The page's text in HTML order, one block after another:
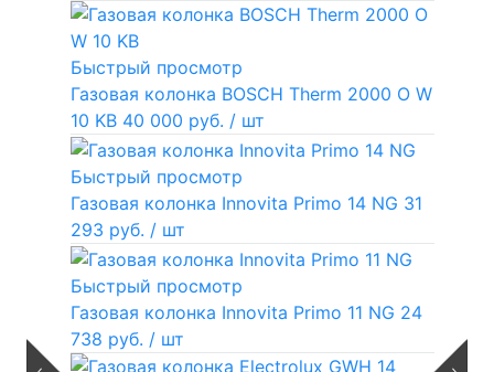
Быстрый просмотр
Газовая колонка BOSCH Therm 2000 O W
10 KB 40 000 руб. / шт
Быстрый просмотр
Газовая колонка Innovita Primo 14 NG 31
293 руб. / шт
Быстрый просмотр
Газовая колонка Innovita Primo 11 NG 24
738 руб. / шт